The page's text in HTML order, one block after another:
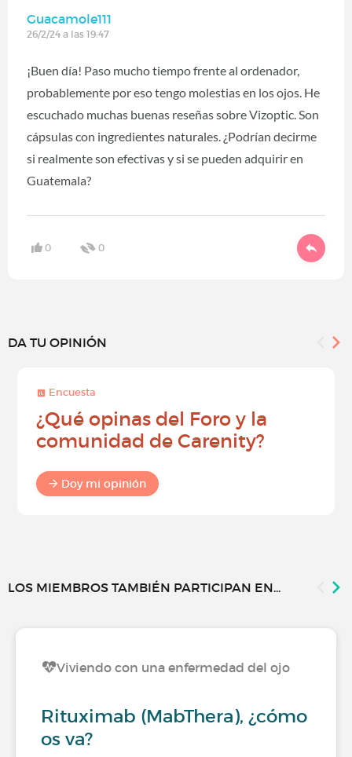
Guacamole111
26/2/24 a las 19:47
¡Buen día! Paso mucho tiempo frente al ordenador,
probablemente por eso tengo molestias en los ojos. He
escuchado muchas buenas reseñas sobre Vizoptic. Son
cápsulas con ingredientes naturales. ¿Podrían decirme
si realmente son efectivas y si se pueden adquirir en
Guatemala?
0 0
DA TU OPINIÓN
Encuesta
¿Qué opinas del Foro y la
comunidad de Carenity?
Doy mi opinión
LOS MIEMBROS TAMBIÉN PARTICIPAN EN...
Viviendo con una enfermedad del ojo
Rituximab (MabThera), ¿cómo
os va?